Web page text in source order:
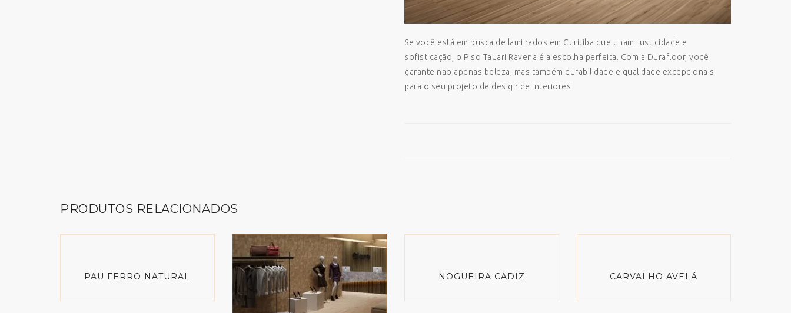
Se você está em busca de laminados em Curitiba que unam rusticidade e
sofisticação, o Piso Tauari Ravena é a escolha perfeita. Com a Durafloor, você
garante não apenas beleza, mas também durabilidade e qualidade excepcionais
para o seu projeto de design de interiores
PRODUTOS RELACIONADOS
PAU FERRO NATURAL NOGUEIRA CADIZ CARVALHO AVELÃ